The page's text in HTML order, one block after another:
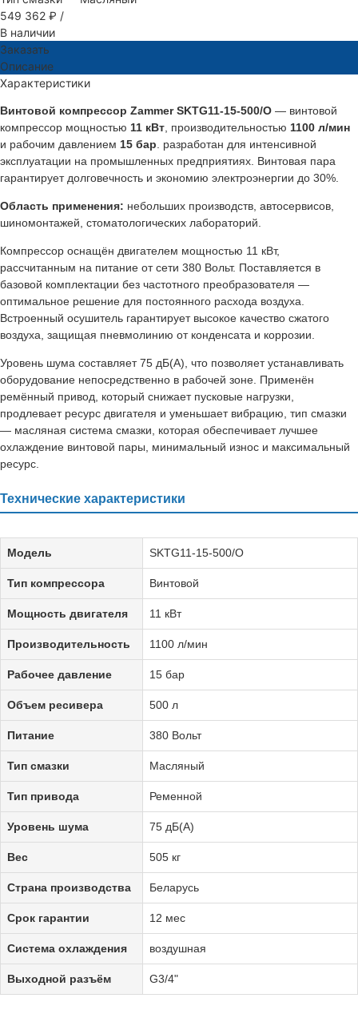
549 362 ₽ /
В наличии
Заказать
Описание
Характеристики
Винтовой компрессор Zammer SKTG11-15-500/O — винтовой
компрессор мощностью 11 кВт , производительностью 1100 л/мин
и рабочим давлением 15 бар . разработан для интенсивной
эксплуатации на промышленных предприятиях. Винтовая пара
гарантирует долговечность и экономию электроэнергии до 30%.
Область применения: небольших производств, автосервисов,
шиномонтажей, стоматологических лабораторий.
Компрессор оснащён двигателем мощностью 11 кВт,
рассчитанным на питание от сети 380 Вольт. Поставляется в
базовой комплектации без частотного преобразователя —
оптимальное решение для постоянного расхода воздуха.
Встроенный осушитель гарантирует высокое качество сжатого
воздуха, защищая пневмолинию от конденсата и коррозии.
Уровень шума составляет 75 дБ(А), что позволяет устанавливать
оборудование непосредственно в рабочей зоне. Применён
ремённый привод, который снижает пусковые нагрузки,
продлевает ресурс двигателя и уменьшает вибрацию, тип смазки
— масляная система смазки, которая обеспечивает лучшее
охлаждение винтовой пары, минимальный износ и максимальный
ресурс.
Технические характеристики
Модель SKTG11-15-500/O
Тип компрессора Винтовой
Мощность двигателя 11 кВт
Производительность 1100 л/мин
Рабочее давление 15 бар
Объем ресивера 500 л
Питание 380 Вольт
Тип смазки Масляный
Тип привода Ременной
Уровень шума 75 дБ(А)
Вес 505 кг
Страна производства Беларусь
Срок гарантии 12 мес
Система охлаждения воздушная
Выходной разъём G3/4"